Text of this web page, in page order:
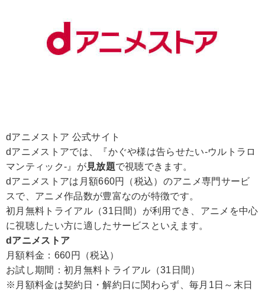
dアニメストア 公式サイト
dアニメストアでは、『かぐや様は告らせたい-ウルトラロ
マンティック-』が見放題で視聴できます。
dアニメストアは月額660円（税込）のアニメ専門サービ
スで、アニメ作品数が豊富なのが特徴です。
初月無料トライアル（31日間）が利用でき、アニメを中心
に視聴したい方に適したサービスといえます。
dアニメストア
月額料金：660円（税込）
お試し期間：初月無料トライアル（31日間）
※月額料金は契約日・解約日に関わらず、毎月1日～末日